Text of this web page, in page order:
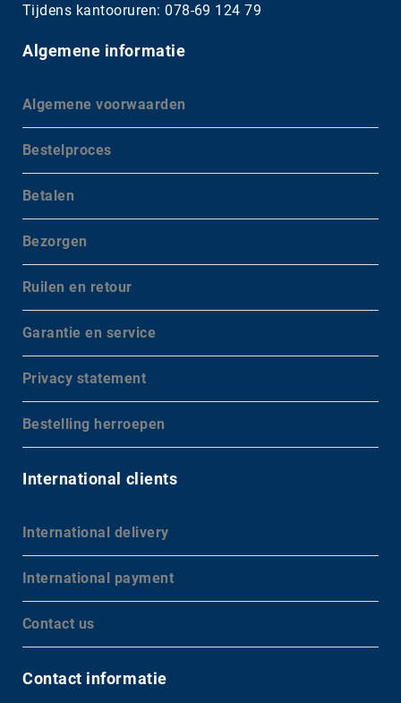
Tijdens kantooruren: 078-69 124 79
Algemene informatie
Algemene voorwaarden
Bestelproces
Betalen
Bezorgen
Ruilen en retour
Garantie en service
Privacy statement
Bestelling herroepen
International clients
International delivery
International payment
Contact us
Contact informatie